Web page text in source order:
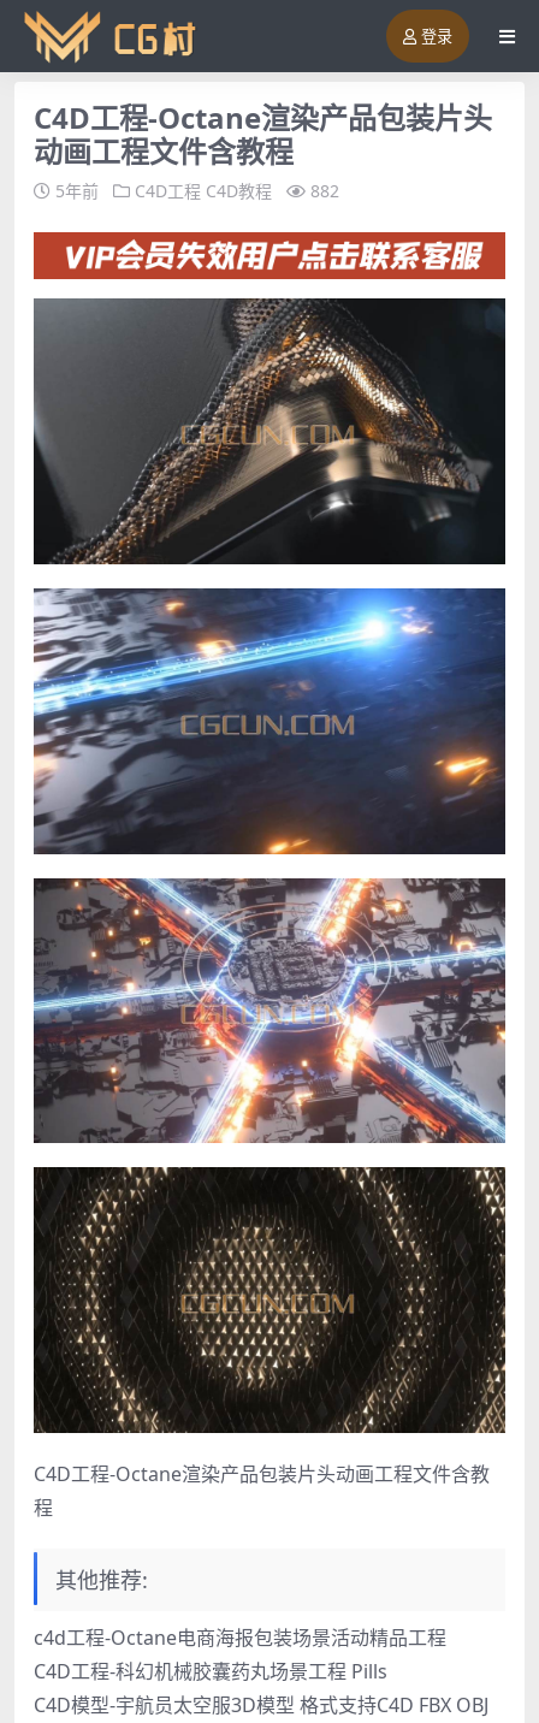
登录
C4D工程-Octane渲染产品包装片头
动画工程文件含教程
5年前 C4D工程 C4D教程 882
C4D工程-Octane渲染产品包装片头动画工程文件含教
程
其他推荐:
c4d工程-Octane电商海报包装场景活动精品工程
C4D工程-科幻机械胶囊药丸场景工程 Pills
C4D模型-宇航员太空服3D模型 格式支持C4D FBX OBJ